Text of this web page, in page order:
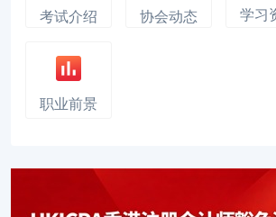
考试介绍 协会动态 学习
职业前景